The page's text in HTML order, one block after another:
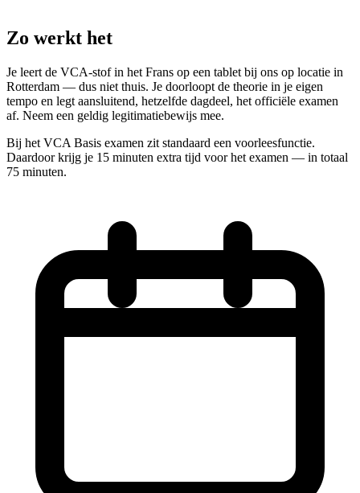
Zo werkt het
Je leert de VCA-stof in het Frans op een tablet bij ons op locatie in
Rotterdam — dus niet thuis. Je doorloopt de theorie in je eigen
tempo en legt aansluitend, hetzelfde dagdeel, het officiële examen
af. Neem een geldig legitimatiebewijs mee.
Bij het VCA Basis examen zit standaard een voorleesfunctie.
Daardoor krijg je 15 minuten extra tijd voor het examen — in totaal
75 minuten.